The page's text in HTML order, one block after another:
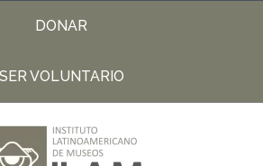
DONAR
SER VOLUNTARIO